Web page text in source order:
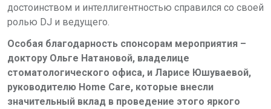
достоинством и интеллигентностью справился со своей
ролью DJ и ведущего.
Особая благодарность спонсорам мероприятия –
доктору Ольге Натановой, владелице
стоматологического офиса, и Ларисе Юшуваевой,
руководителю Home Care, которые внесли
значительный вклад в проведение этого яркого